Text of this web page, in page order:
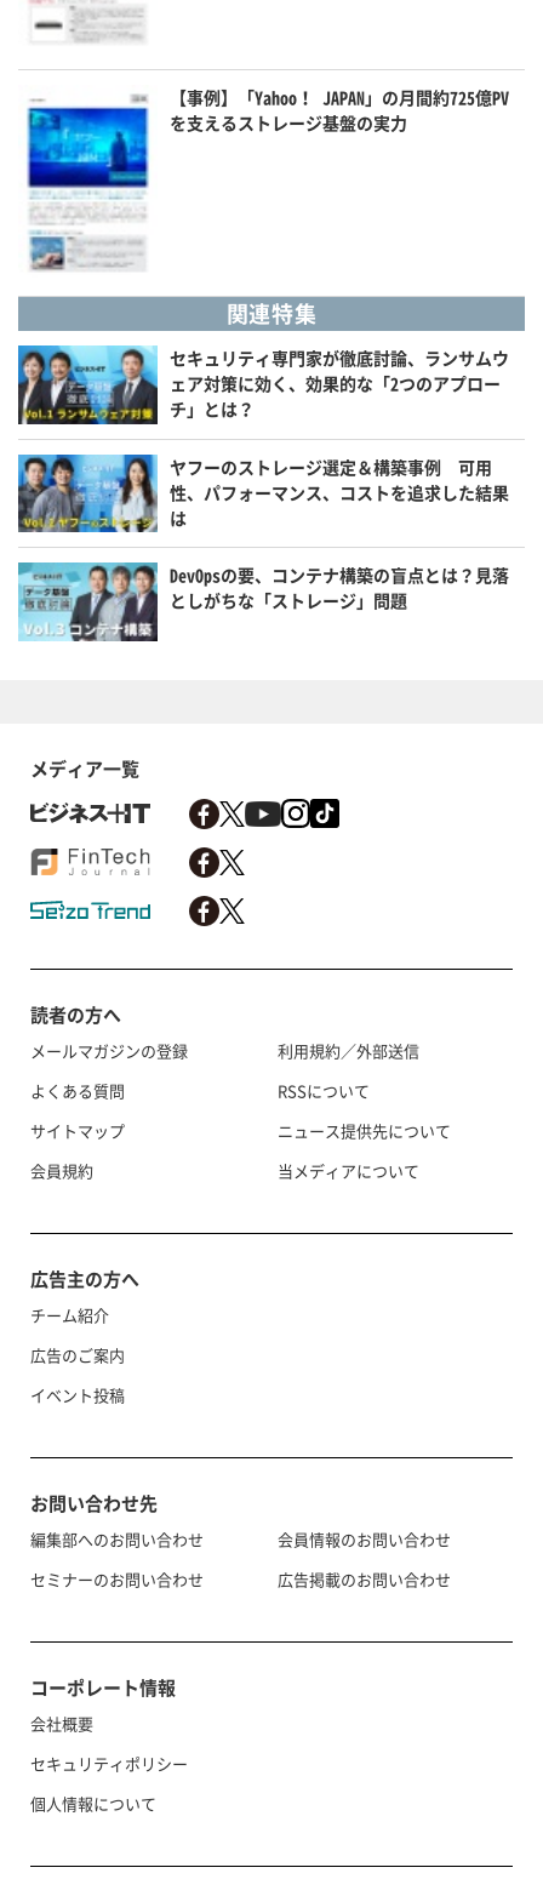
【事例】「Yahoo！ JAPAN」の月間約725億PV
を支えるストレージ基盤の実力
関連特集
セキュリティ専門家が徹底討論、ランサムウ
ェア対策に効く、効果的な「2つのアプロー
チ」とは？
ヤフーのストレージ選定＆構築事例 可用
性、パフォーマンス、コストを追求した結果
は
DevOpsの要、コンテナ構築の盲点とは？見落
としがちな「ストレージ」問題
メディア一覧
読者の方へ
メールマガジンの登録
よくある質問
サイトマップ
会員規約
利用規約／外部送信
RSSについて
ニュース提供先について
当メディアについて
広告主の方へ
チーム紹介
広告のご案内
イベント投稿
お問い合わせ先
編集部へのお問い合わせ
セミナーのお問い合わせ
会員情報のお問い合わせ
広告掲載のお問い合わせ
コーポレート情報
会社概要
セキュリティポリシー
個人情報について